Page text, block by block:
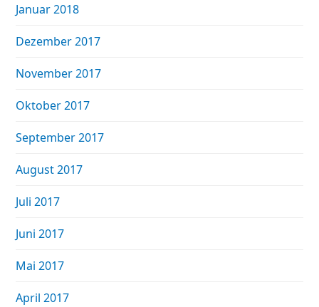
Januar 2018
Dezember 2017
November 2017
Oktober 2017
September 2017
August 2017
Juli 2017
Juni 2017
Mai 2017
April 2017